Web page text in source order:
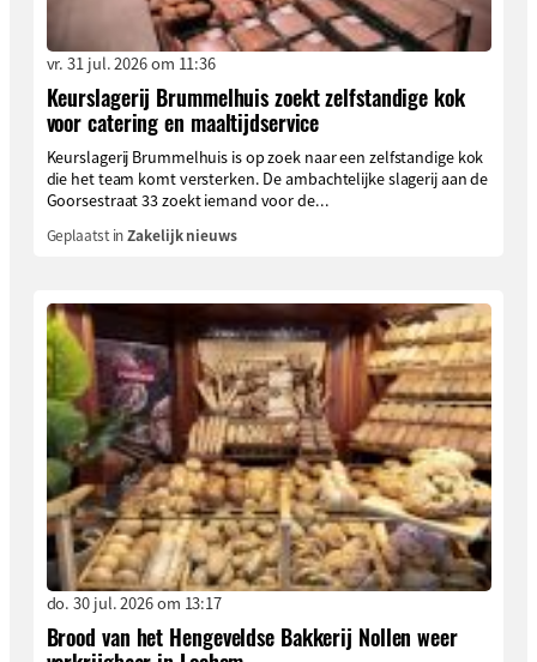
vr. 31 jul. 2026 om 11:36
Keurslagerij Brummelhuis zoekt zelfstandige kok
voor catering en maaltijdservice
Keurslagerij Brummelhuis is op zoek naar een zelfstandige kok
die het team komt versterken. De ambachtelijke slagerij aan de
Goorsestraat 33 zoekt iemand voor de...
Geplaatst inZakelijk nieuws
do. 30 jul. 2026 om 13:17
Brood van het Hengeveldse Bakkerij Nollen weer